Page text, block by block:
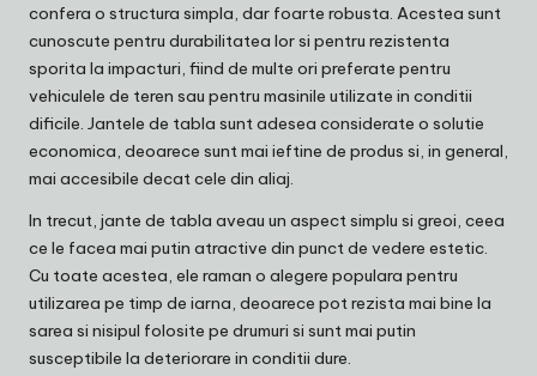
confera o structura simpla, dar foarte robusta. Acestea sunt
cunoscute pentru durabilitatea lor si pentru rezistenta
sporita la impacturi, fiind de multe ori preferate pentru
vehiculele de teren sau pentru masinile utilizate in conditii
dificile. Jantele de tabla sunt adesea considerate o solutie
economica, deoarece sunt mai ieftine de produs si, in general,
mai accesibile decat cele din aliaj.
In trecut, jante de tabla aveau un aspect simplu si greoi, ceea
ce le facea mai putin atractive din punct de vedere estetic.
Cu toate acestea, ele raman o alegere populara pentru
utilizarea pe timp de iarna, deoarece pot rezista mai bine la
sarea si nisipul folosite pe drumuri si sunt mai putin
susceptibile la deteriorare in conditii dure.